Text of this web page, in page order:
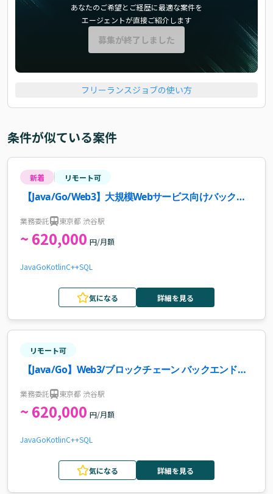
あなたのご希望とご経歴に最適な案件を
エージェントが直接ご紹介します
募集が終了しました
フリーランスジョブの使い方
条件が似ている案件
新着 リモート可
【Java/Go/Web3】大規模Webサービス向けバックエ
業務委託 東京都 渋谷駅
~ 620,000 円/月額
JavaGoKotlinC++SQL
気になる 詳細を見る
リモート可
【Java/Go】Web3/ブロックチェーン バックエンド開
業務委託 東京都 渋谷駅
~ 620,000 円/月額
JavaGoKotlinC++SQL
気になる 詳細を見る